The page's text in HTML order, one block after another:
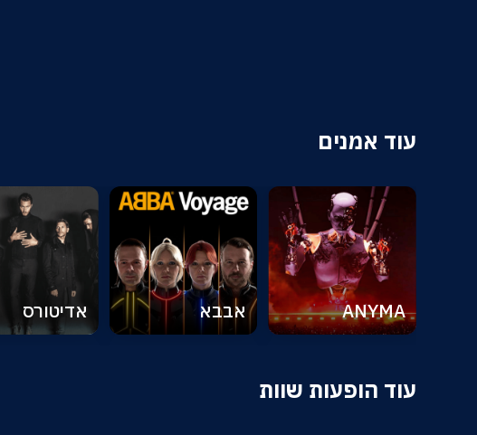
עוד אמנים
ANYMA אבבא אדיטורס
עוד הופעות שוות